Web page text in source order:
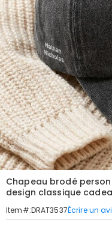
Chapeau brodé
design classique
Item#:DRAT3537Écrire un